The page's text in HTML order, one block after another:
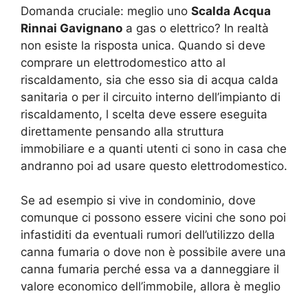
Domanda cruciale: meglio uno Scalda Acqua
Rinnai Gavignano a gas o elettrico? In realtà
non esiste la risposta unica. Quando si deve
comprare un elettrodomestico atto al
riscaldamento, sia che esso sia di acqua calda
sanitaria o per il circuito interno dell’impianto di
riscaldamento, l scelta deve essere eseguita
direttamente pensando alla struttura
immobiliare e a quanti utenti ci sono in casa che
andranno poi ad usare questo elettrodomestico.
Se ad esempio si vive in condominio, dove
comunque ci possono essere vicini che sono poi
infastiditi da eventuali rumori dell’utilizzo della
canna fumaria o dove non è possibile avere una
canna fumaria perché essa va a danneggiare il
valore economico dell’immobile, allora è meglio